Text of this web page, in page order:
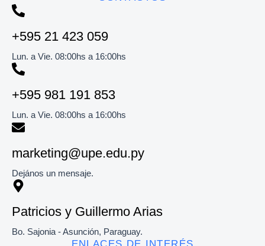
+595 21 423 059
Lun. a Vie. 08:00hs a 16:00hs
+595 981 191 853​
Lun. a Vie. 08:00hs a 16:00hs
marketing@upe.edu.py
Dejános un mensaje.
Patricios y Guillermo Arias
Bo. Sajonia - Asunción, Paraguay.
ENLACES DE INTERÉS